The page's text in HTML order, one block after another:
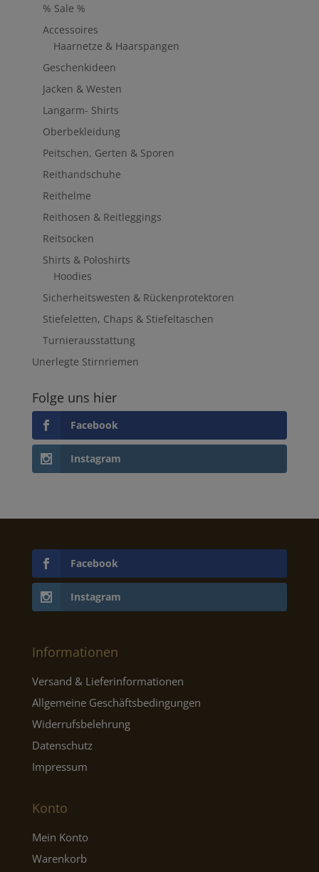
% Sale %
Accessoires
Haarnetze & Haarspangen
Geschenkideen
Jacken & Westen
Langarm- Shirts
Oberbekleidung
Peitschen, Gerten & Sporen
Reithandschuhe
Reithelme
Reithosen & Reitleggings
Reitsocken
Shirts & Poloshirts
Hoodies
Sicherheitswesten & Rückenprotektoren
Stiefeletten, Chaps & Stiefeltaschen
Turnierausstattung
Unerlegte Stirnriemen
Folge uns hier
Facebook
Instagram
Facebook
Instagram
Informationen
Versand & Lieferinformationen
Allgemeine Geschäftsbedingungen
Widerrufsbelehrung
Datenschutz
Impressum
Konto
Mein Konto
Warenkorb